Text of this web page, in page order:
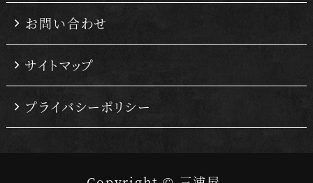
お問い合わせ
サイトマップ
プライバシーポリシー